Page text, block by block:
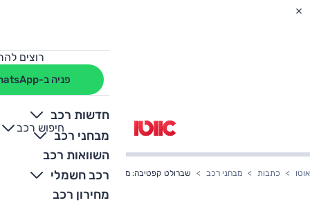
רוצים
פניה ב-WhatsApp
חדשות רכב
מבחני רכב
השוואות רכב
רכב חשמלי
מחירון רכב
חיפוש רכב
+
-
אוטו כתבות מבחני רכב שברולט קפטיבה: מבחן דרכים